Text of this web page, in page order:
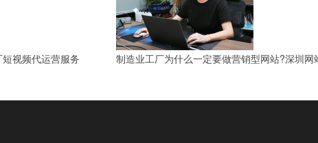
制造业工厂为什么一定要做营销型网站?深圳网站建设真实落地分享